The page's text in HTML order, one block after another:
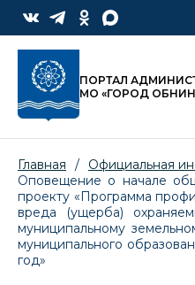
ПОРТАЛ
МО «ГОРОД
Главная / Официальная
Оповещение о начале
проекту «Программа
вреда (ущерба)
муниципальному
муниципального
год»